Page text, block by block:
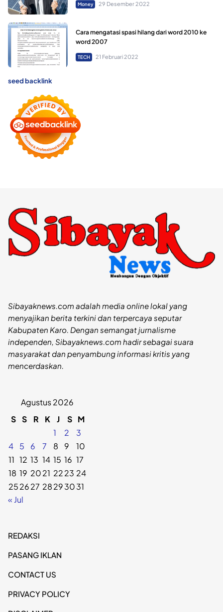
Money 29 Desember 2022
Cara mengatasi spasi hilang dari word 2010 ke
word 2007
TECH 21 Februari 2022
seed backlink
Sibayaknews.com adalah media online lokal yang
menyajikan berita terkini dan terpercaya seputar
Kabupaten Karo. Dengan semangat jurnalisme
independen, Sibayaknews.com hadir sebagai suara
masyarakat dan penyambung informasi kritis yang
mencerdaskan.
Agustus 2026
S S R K J S M
1
2
3
4
5 6 7 8 9
10
11 12 13 14 15 16 17
18 19 2021 2223 24
252627 28293031
« Jul
REDAKSI
PASANG IKLAN
CONTACT US
PRIVACY POLICY